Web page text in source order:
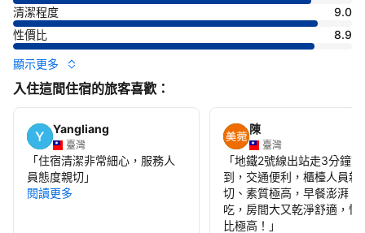
清潔程度
9.0
性價比
8.9
顯示更多
入住這間住宿的旅客喜歡：
Yangliang
臺灣
「住宿清潔非常細心，服務人
員態度親切」
閱讀更多
陳
臺灣
「地鐵2號線出站走3分鐘就
到，交通便利，櫃檯人員親
切、素質極高，早餐澎湃、
吃，房間大又乾淨舒適，性
比極高！ 」